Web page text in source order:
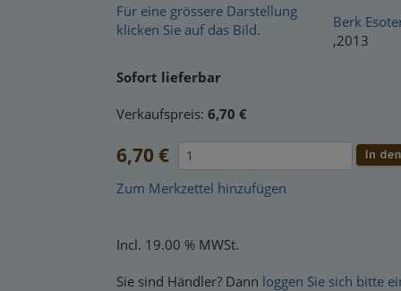
Für eine grössere Darstellung
klicken Sie auf das Bild.
Berk
,2013
Sofort lieferbar
Verkaufspreis: 6,70 €
6,70 €
Zum Merkzettel hinzufügen
Incl. 19.00 % MWSt.
Sie sind Händler? Dann loggen Sie sich bitte